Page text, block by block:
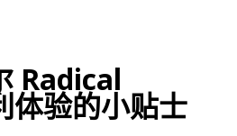
Radical
体验的小贴士